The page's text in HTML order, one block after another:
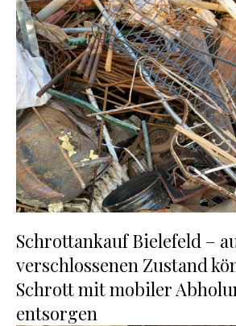
Schrottankauf Bielefeld –
verschlossenen Zustand
Schrott mit mobiler
entsorgen